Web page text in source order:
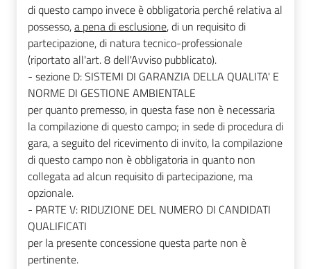
di questo campo invece è obbligatoria perché relativa al
possesso,a pena di esclusione, di un requisito di
partecipazione, di natura tecnico-professionale
(riportato all'art. 8 dell'Avviso pubblicato).
- sezione D: SISTEMI DI GARANZIA DELLA QUALITA' E
NORME DI GESTIONE AMBIENTALE
per quanto premesso, in questa fase non è necessaria
la compilazione di questo campo; in sede di procedura di
gara, a seguito del ricevimento di invito, la compilazione
di questo campo non è obbligatoria in quanto non
collegata ad alcun requisito di partecipazione, ma
opzionale.
- PARTE V: RIDUZIONE DEL NUMERO DI CANDIDATI
QUALIFICATI
per la presente concessione questa parte non è
pertinente.